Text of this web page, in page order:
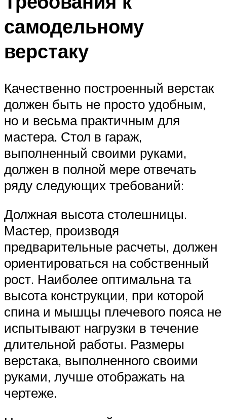
самодельному
верстаку
Качественно построенный верстак
должен быть не просто удобным,
но и весьма практичным для
мастера. Стол в гараж,
выполненный своими руками,
должен в полной мере отвечать
ряду следующих требований:
Должная высота столешницы.
Мастер, производя
предварительные расчеты, должен
ориентироваться на собственный
рост. Наиболее оптимальна та
высота конструкции, при которой
спина и мышцы плечевого пояса не
испытывают нагрузки в течение
длительной работы. Размеры
верстака, выполненного своими
руками, лучше отображать на
чертеже.